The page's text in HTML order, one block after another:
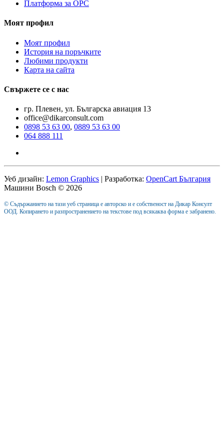
Платформа за ОРС
Моят профил
Моят профил
История на поръчките
Любими продукти
Карта на сайта
Свържете се с нас
гр. Плевен, ул. Българска авиация 13
office@dikarconsult.com
0898 53 63 00, 0889 53 63 00
064 888 111
Уеб дизайн: Lemon Graphics | Разработка: OpenCart България
Машини Bosch © 2026
© Съдържанието на тази уеб страница е авторско и е собственост на Дикар Консулт
ООД. Копирането и разпространението на текстове под всякаква форма е забранено.